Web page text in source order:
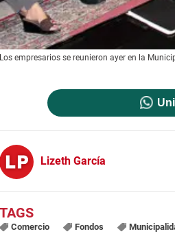
Los empresarios se reunieron ayer en la
Lizeth García
Comercio Fondos